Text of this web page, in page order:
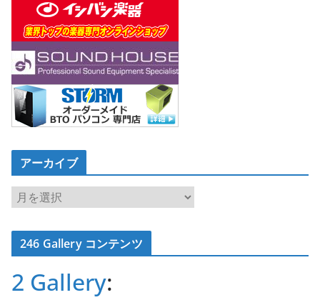
アーカイブ
ア
ー
カ
イ246 Gallery コンテンツ
2 Gallery: